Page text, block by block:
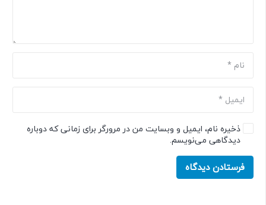
ذخیره نام، ایمیل و وبسایت من در مرورگر برای زمانی که دوباره
دیدگاهی می‌نویسم.
فرستادن دیدگاه